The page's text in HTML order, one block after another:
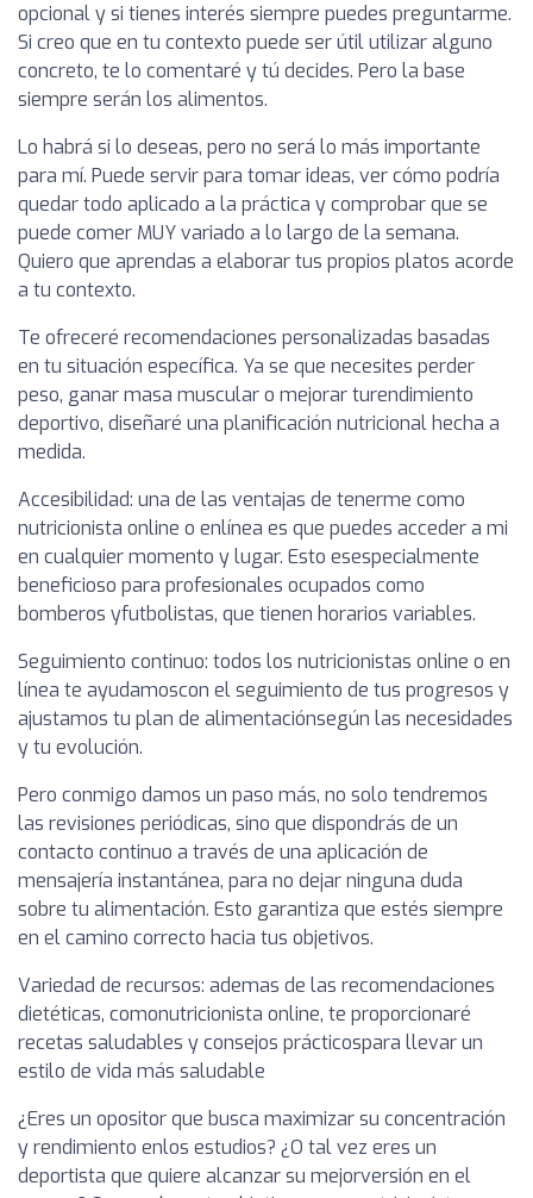
opcional y si tienes interés siempre puedes preguntarme.
Si creo que en tu contexto puede ser útil utilizar alguno
concreto, te lo comentaré y tú decides. Pero la base
siempre serán los alimentos.
Lo habrá si lo deseas, pero no será lo más importante
para mí. Puede servir para tomar ideas, ver cómo podría
quedar todo aplicado a la práctica y comprobar que se
puede comer MUY variado a lo largo de la semana.
Quiero que aprendas a elaborar tus propios platos acorde
a tu contexto.
Te ofreceré recomendaciones personalizadas basadas
en tu situación específica. Ya se que necesites perder
peso, ganar masa muscular o mejorar turendimiento
deportivo, diseñaré una planificación nutricional hecha a
medida.
Accesibilidad: una de las ventajas de tenerme como
nutricionista online o enlínea es que puedes acceder a mi
en cualquier momento y lugar. Esto esespecialmente
beneficioso para profesionales ocupados como
bomberos yfutbolistas, que tienen horarios variables.
Seguimiento continuo: todos los nutricionistas online o en
línea te ayudamoscon el seguimiento de tus progresos y
ajustamos tu plan de alimentaciónsegún las necesidades
y tu evolución.
Pero conmigo damos un paso más, no solo tendremos
las revisiones periódicas, sino que dispondrás de un
contacto continuo a través de una aplicación de
mensajería instantánea, para no dejar ninguna duda
sobre tu alimentación. Esto garantiza que estés siempre
en el camino correcto hacia tus objetivos.
Variedad de recursos: ademas de las recomendaciones
dietéticas, comonutricionista online, te proporcionaré
recetas saludables y consejos prácticospara llevar un
estilo de vida más saludable
¿Eres un opositor que busca maximizar su concentración
y rendimiento enlos estudios? ¿O tal vez eres un
deportista que quiere alcanzar su mejorversión en el